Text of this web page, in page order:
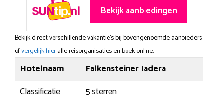
Bekijk aanbiedingen
Bekijk direct verschillende vakantie's bij bovengenoemde aanbieders
ofvergelijk hieralle reisorganisaties en boek online.
Hotelnaam
Falkensteiner Iadera
Classificatie
5 sterren